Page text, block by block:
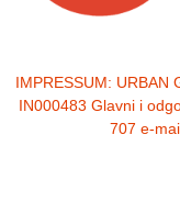
IMPRESSUM: URBAN
IN000483 Glavni i
707 e-